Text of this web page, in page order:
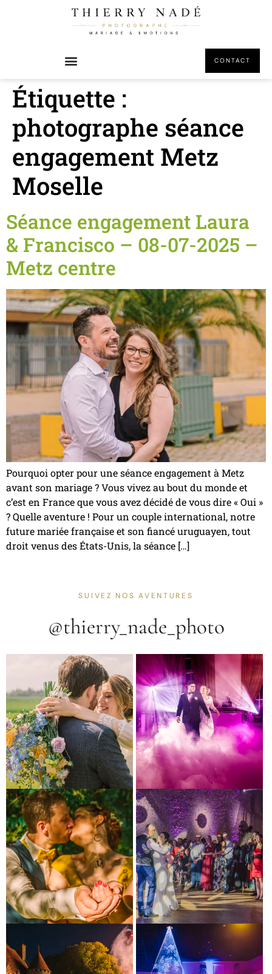
CONTACT
Étiquette :
photographe séance
engagement Metz
Moselle
Séance engagement Laura
& Francisco – 08-07-2025 –
Metz centre
Pourquoi opter pour une séance engagement à Metz
avant son mariage ? Vous vivez au bout du monde et
c’est en France que vous avez décidé de vous dire « Oui »
? Quelle aventure ! Pour un couple international, notre
future mariée française et son fiancé uruguayen, tout
droit venus des États-Unis, la séance […]
SUIVEZ NOS AVENTURES
@thierry_nade_photo